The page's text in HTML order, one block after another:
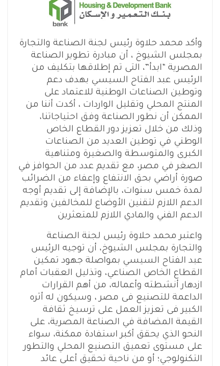
وأكد محمد حلاوة رئيس لجنة الصناعة والتجارة
بمجلس الشيوخ ، أن مبادرة تطوير الصناعة
المصرية “ابدأ”، التى تم إطلاقها بتكليف من
الرئيس عبد الفتاح السيسي بهدف دعم
وتوطين الصناعات الوطنية للاعتماد على
المنتج المحلي وتقليل الواردات ، أكدت أننا من
الممكن أن نطور الصناعة وفق احتياجاتنا،
وذلك من خلال تعزيز دور القطاع الخاص
الوطني في توطين العديد من الصناعات
الكبرى والمتوسطة والصغيرة ومتناهية
الصغر في مصر، مع تقديم عدد من الحوافز في
صورة أراضي بحق الانتفاع وإعفاء من الضرائب
لمدة خمس سنوات، بالإضافة إلى تقديم أوجه
الدعم اللازم لتقنين الأوضاع للمخالفين وتقديم
الدعم الفني والمادي اللازم للمتعثرين
واعتبر محمد حلاوة رئيس لجنة الصناعة
والتجارة بمجلس الشيوخ، أن توجيه الرئيس
عبد الفتاح السيسي بمواصلة جهود تمكين
القطاع الخاص الصناعي، وتذليل العقبات أمام
ازدهار أنشطته وأعماله، من أهم القرارات
الداعمة للتصنيع فى مصر ، وسيكون له أثره
الكبير فى تعزيز العمل على ترسيخ ثقافة
القيمة المضافة في الصناعة المصرية، على
النحو الذي يحقق أكبر استفادة ممكنة، سواء
على مستوى تعميق التصنيع المحلي والتطور
التكنولوجي؛ أو من ناحية تحقيق أعلى عائد